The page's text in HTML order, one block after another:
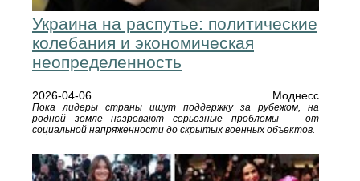
Украина на распутье: политические
колебания и экономическая
неопределенность
2026-04-06 Моднесс
Пока лидеры страны ищут поддержку за рубежом, на
родной земле назревают серьезные проблемы — от
социальной напряженности до скрытых военных объектов.